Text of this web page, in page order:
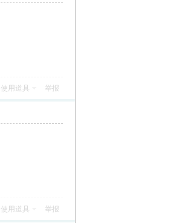
使用道具 举报
使用道具 举报